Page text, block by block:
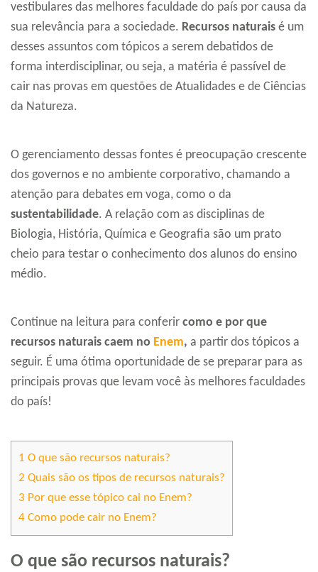
vestibulares das melhores faculdade do país por causa da
sua relevância para a sociedade. Recursos naturais é um
desses assuntos com tópicos a serem debatidos de
forma interdisciplinar, ou seja, a matéria é passível de
cair nas provas em questões de Atualidades e de Ciências
da Natureza.
O gerenciamento dessas fontes é preocupação crescente
dos governos e no ambiente corporativo, chamando a
atenção para debates em voga, como o da
sustentabilidade. A relação com as disciplinas de
Biologia, História, Química e Geografia são um prato
cheio para testar o conhecimento dos alunos do ensino
médio.
Continue na leitura para conferir como e por que
recursos naturais caem no Enem, a partir dos tópicos a
seguir. É uma ótima oportunidade de se preparar para as
principais provas que levam você às melhores faculdades
do país!
1 O que são recursos naturais?
2 Quais são os tipos de recursos naturais?
3 Por que esse tópico cai no Enem?
4 Como pode cair no Enem?
O que são recursos naturais?